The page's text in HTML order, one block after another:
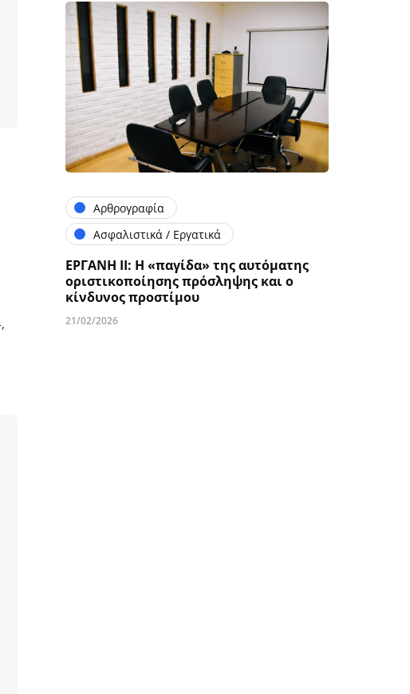
Αρθρογραφία
Ασφαλιστικά / Εργατικά
ΕΡΓΑΝΗ ΙΙ: Η «παγίδα» της αυτόματης
οριστικοποίησης πρόσληψης και ο
κίνδυνος προστίμου
21/02/2026